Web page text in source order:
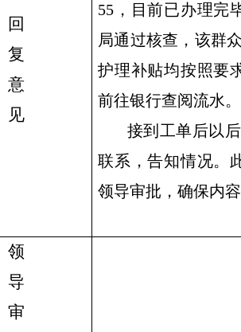
回
复
意
见
55，目前已办理完
局通过核查，该群
护理补贴均按照要
前往银行查阅流水。
接到工单后以
联系，告知情况。
领导审批，确保
领
导
审